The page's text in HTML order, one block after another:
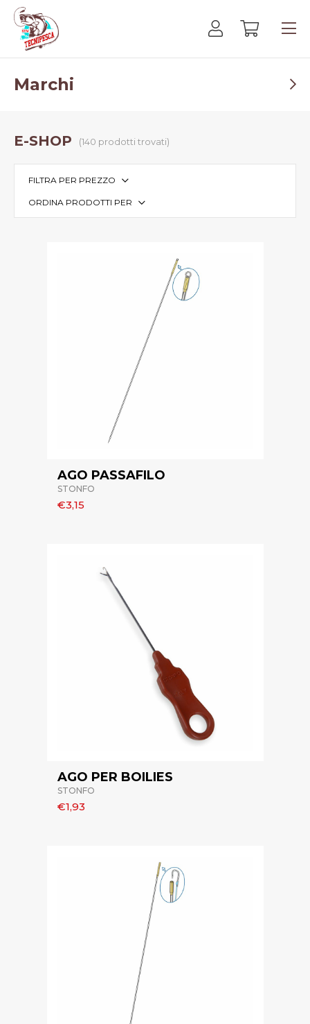
Marchi
E-SHOP (140 prodotti trovati)
FILTRA PER PREZZO
ORDINA PRODOTTI PER
AGO PASSAFILO
STONFO
€3,15
AGO PER BOILIES
STONFO
€1,93